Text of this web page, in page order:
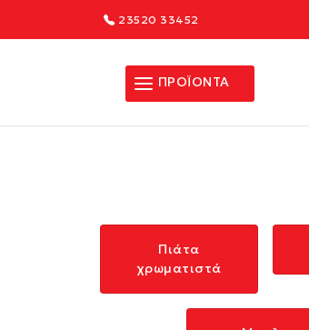
23520 33452
ΠΡΟΪΟΝΤΑ
Πιάτα
χρωματιστά